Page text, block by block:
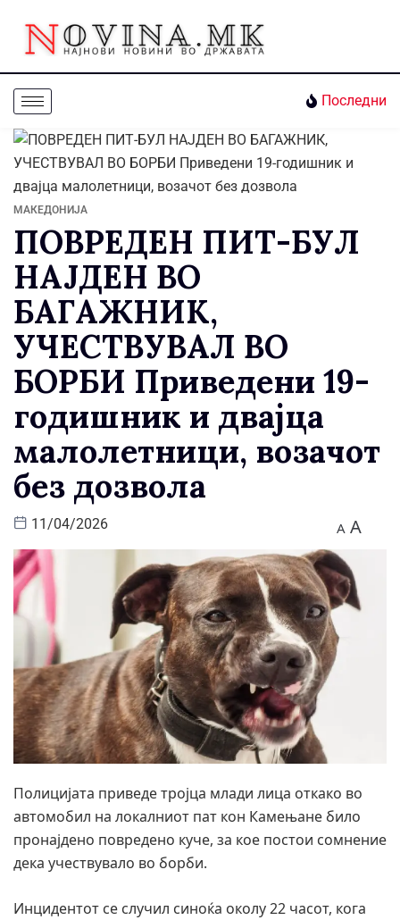
Последни
МАКЕДОНИЈА
ПОВРЕДЕН ПИТ-БУЛ
НАЈДЕН ВО
БАГАЖНИК,
УЧЕСТВУВАЛ ВО
БОРБИ Приведени 19-
годишник и двајца
малолетници, возачот
без дозвола
11/04/2026 A A
Полицијата приведе тројца млади лица откако во
автомобил на локалниот пат кон Камењане било
пронајдено повредено куче, за кое постои сомнение
дека учествувало во борби.
Инцидентот се случил синоќа околу 22 часот, кога